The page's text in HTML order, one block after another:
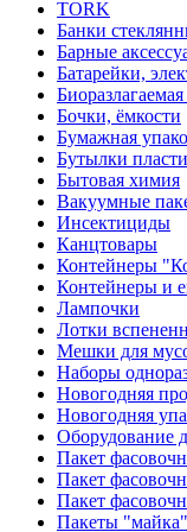
TORK
Банки
Барные
Батарейки,
Бочки, ёмкости
Бумажная
Бутылки
Бытовая химия
Вакуумные
Инсектициды
Канцтовары
Контейнеры
Контейнеры и
Лампочки
Лотки
Мешки для
Наборы
Новогодняя
Новогодняя
Оборудование
Пакет
Пакет
Пакет
Пакеты